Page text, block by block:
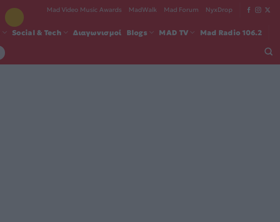
Mad Video Music Awards MadWalk Mad Forum NyxDrop
Social & Tech Διαγωνισμοί Blogs MAD TV Mad Radio 106.2